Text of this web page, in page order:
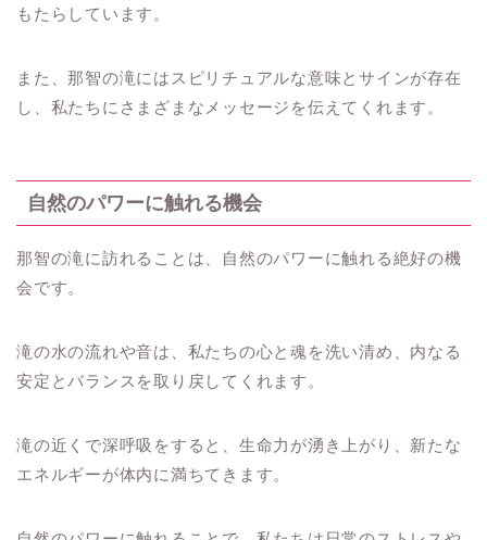
もたらしています。
また、那智の滝にはスピリチュアルな意味とサインが存在
し、私たちにさまざまなメッセージを伝えてくれます。
自然のパワーに触れる機会
那智の滝に訪れることは、自然のパワーに触れる絶好の機
会です。
滝の水の流れや音は、私たちの心と魂を洗い清め、内なる
安定とバランスを取り戻してくれます。
滝の近くで深呼吸をすると、生命力が湧き上がり、新たな
エネルギーが体内に満ちてきます。